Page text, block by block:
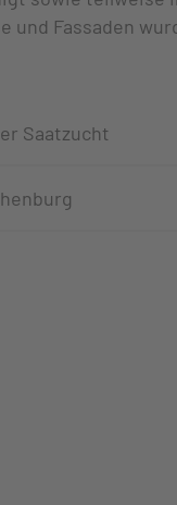
und Fassaden
Saatzucht